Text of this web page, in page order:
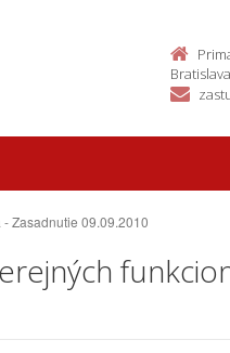
Bratislava
Zasadnutie 09.09.2010